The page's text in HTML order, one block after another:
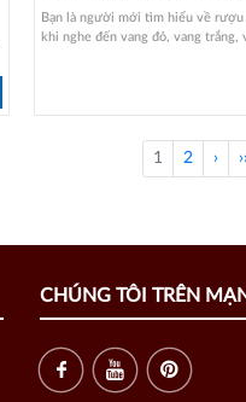
Bạn là người mới tìm hiểu về rượu
khi nghe đến vang đỏ, vang trắng,
1 2 ›
CHÚNG TÔI TRÊN